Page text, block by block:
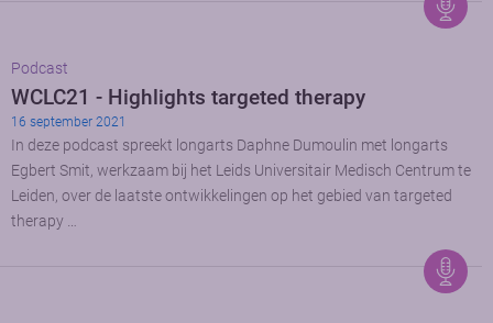
Podcast
WCLC21 - Highlights targeted therapy
16 september 2021
In deze podcast spreekt longarts Daphne Dumoulin met longarts
Egbert Smit, werkzaam bij het Leids Universitair Medisch Centrum te
Leiden, over de laatste ontwikkelingen op het gebied van targeted
therapy …